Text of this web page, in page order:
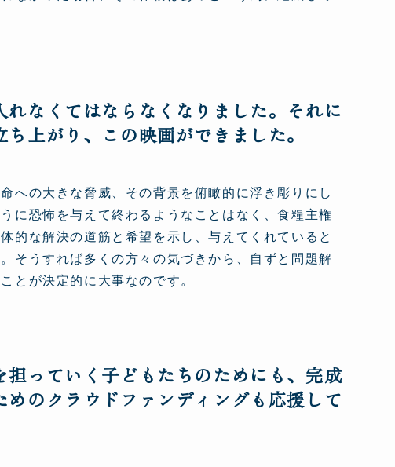
なくてはならなくなりました。それに
上がり、この映画ができました。
への大きな脅威、その背景を俯瞰的に浮き彫りにし
に恐怖を与えて終わるようなことはなく、食糧主権
的な解決の道筋と希望を示し、与えてくれていると
そうすれば多くの方々の気づきから、自ずと問題解
とが決定的に大事なのです。
っていく子どもたちのためにも、完成
のクラウドファンディングも応援して